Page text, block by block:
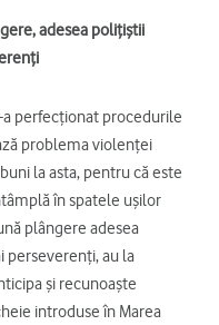
adesea polițiștii
a perfecționat procedurile
problema violenței
la asta, pentru că este
în spatele ușilor
plângere adesea
perseverenți, au la
și recunoaște
introduse în Marea